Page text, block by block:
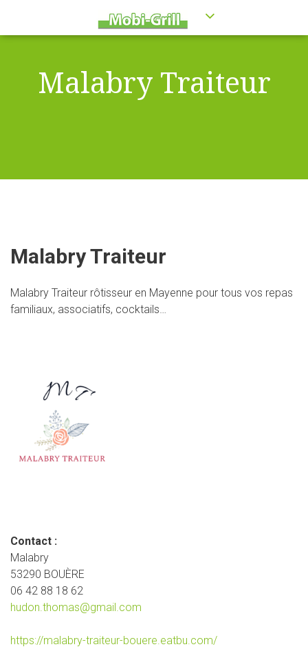
Malabry Traiteur
Malabry Traiteur
Malabry Traiteur rôtisseur en Mayenne pour tous vos repas
familiaux, associatifs, cocktails…
Contact :
Malabry
53290 BOUÈRE
06 42 88 18 62
hudon.thomas@gmail.com
https://malabry-traiteur-bouere.eatbu.com/